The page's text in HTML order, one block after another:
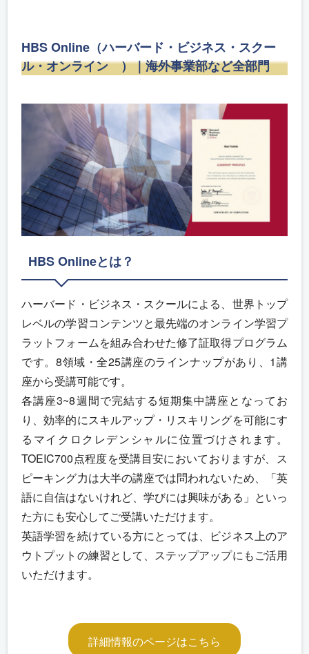
HBS Online（ハーバード・ビジネス・スクー
ル・オンライン ）｜海外事業部など全部門
HBS Onlineとは？
ハーバード・ビジネス・スクールによる、世界トップ
レベルの学習コンテンツと最先端のオンライン学習プ
ラットフォームを組み合わせた修了証取得プログラム
です。8領域・全25講座のラインナップがあり、1講
座から受講可能です。
各講座3~8週間で完結する短期集中講座となってお
り、効率的にスキルアップ・リスキリングを可能にす
るマイクロクレデンシャルに位置づけされます。
TOEIC700点程度を受講目安においておりますが、ス
ピーキング力は大半の講座では問われないため、「英
語に自信はないけれど、学びには興味がある」といっ
た方にも安心してご受講いただけます。
英語学習を続けている方にとっては、ビジネス上のア
ウトプットの練習として、ステップアップにもご活用
いただけます。
詳細情報のページはこちら